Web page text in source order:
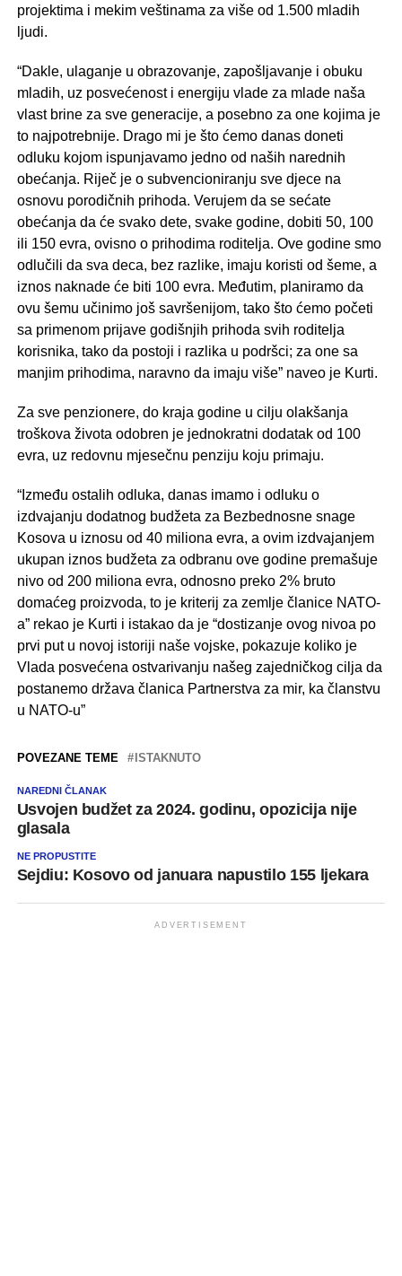
projektima i mekim veštinama za više od 1.500 mladih
ljudi.
“Dakle, ulaganje u obrazovanje, zapošljavanje i obuku
mladih, uz posvećenost i energiju vlade za mlade naša
vlast brine za sve generacije, a posebno za one kojima je
to najpotrebnije. Drago mi je što ćemo danas doneti
odluku kojom ispunjavamo jedno od naših narednih
obećanja. Riječ je o subvencioniranju sve djece na
osnovu porodičnih prihoda. Verujem da se sećate
obećanja da će svako dete, svake godine, dobiti 50, 100
ili 150 evra, ovisno o prihodima roditelja. Ove godine smo
odlučili da sva deca, bez razlike, imaju koristi od šeme, a
iznos naknade će biti 100 evra. Međutim, planiramo da
ovu šemu učinimo još savršenijom, tako što ćemo početi
sa primenom prijave godišnjih prihoda svih roditelja
korisnika, tako da postoji i razlika u podršci; za one sa
manjim prihodima, naravno da imaju više” naveo je Kurti.
Za sve penzionere, do kraja godine u cilju olakšanja
troškova života odobren je jednokratni dodatak od 100
evra, uz redovnu mjesečnu penziju koju primaju.
“Između ostalih odluka, danas imamo i odluku o
izdvajanju dodatnog budžeta za Bezbednosne snage
Kosova u iznosu od 40 miliona evra, a ovim izdvajanjem
ukupan iznos budžeta za odbranu ove godine premašuje
nivo od 200 miliona evra, odnosno preko 2% bruto
domaćeg proizvoda, to je kriterij za zemlje članice NATO-
a” rekao je Kurti i istakao da je “dostizanje ovog nivoa po
prvi put u novoj istoriji naše vojske, pokazuje koliko je
Vlada posvećena ostvarivanju našeg zajedničkog cilja da
postanemo država članica Partnerstva za mir, ka članstvu
u NATO-u”
POVEZANE TEME ISTAKNUTO
NAREDNI ČLANAK
Usvojen budžet za 2024. godinu, opozicija nije
glasala
NE PROPUSTITE
Sejdiu: Kosovo od januara napustilo 155 ljekara
ADVERTISEMENT